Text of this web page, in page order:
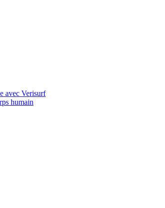
avec Verisurf
humain